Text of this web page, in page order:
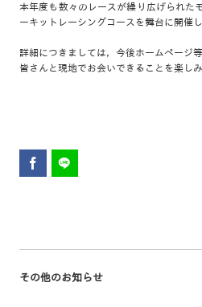
本年度も数々のレースが繰り広げられた
ーキットレーシングコースを舞台に開催し
詳細につきましては，今後ホームページ
皆さんと現地でお会いできることを楽しみ
その他のお知らせ